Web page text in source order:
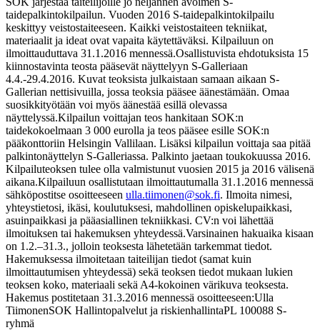
taidepalkintokilpailun. Vuoden 2016 S-taidepalkintokilpailu
keskittyy veistostaiteeseen. Kaikki veistostaiteen tekniikat,
materiaalit ja ideat ovat vapaita käytettäväksi. Kilpailuun on
ilmoittauduttava 31.1.2016 mennessä.Osallistuvista ehdotuksista 15
kiinnostavinta teosta pääsevät näyttelyyn S-Galleriaan
4.4.-29.4.2016. Kuvat teoksista julkaistaan samaan aikaan S-
Gallerian nettisivuilla, jossa teoksia pääsee äänestämään. Omaa
suosikkityötään voi myös äänestää esillä olevassa
näyttelyssä.Kilpailun voittajan teos hankitaan SOK:n
taidekokoelmaan 3 000 eurolla ja teos pääsee esille SOK:n
pääkonttoriin Helsingin Vallilaan. Lisäksi kilpailun voittaja saa pitää
palkintonäyttelyn S-Galleriassa. Palkinto jaetaan toukokuussa 2016.
Kilpailuteoksen tulee olla valmistunut vuosien 2015 ja 2016 välisenä
aikana.Kilpailuun osallistutaan ilmoittautumalla 31.1.2016 mennessä
sähköpostitse osoitteeseen ulla.tiimonen@sok.fi. Ilmoita nimesi,
yhteystietosi, ikäsi, koulutuksesi, mahdollinen opiskelupaikkasi,
asuinpaikkasi ja pääasiallinen tekniikkasi. CV:n voi lähettää
ilmoituksen tai hakemuksen yhteydessä.Varsinainen hakuaika kisaan
on 1.2.–31.3., jolloin teoksesta lähetetään tarkemmat tiedot.
Hakemuksessa ilmoitetaan taiteilijan tiedot (samat kuin
ilmoittautumisen yhteydessä) sekä teoksen tiedot mukaan lukien
teoksen koko, materiaali sekä A4-kokoinen värikuva teoksesta.
Hakemus postitetaan 31.3.2016 mennessä osoitteeseen:Ulla
TiimonenSOK Hallintopalvelut ja riskienhallintaPL 100088 S-
ryhmä